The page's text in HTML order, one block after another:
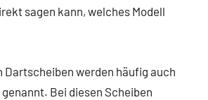
sagen kann, welches Modell
Dartscheiben werden häufig auch
Bei diesen Scheiben